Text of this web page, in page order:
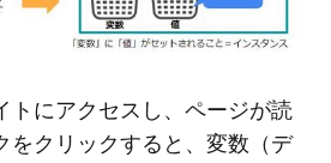
トにアクセスし、ページが読
をクリックすると、変数（デ